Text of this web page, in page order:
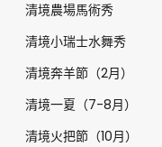
清境農場馬術秀
清境小瑞士水舞秀
清境奔羊節（2月）
清境一夏（7-8月）
清境火把節（10月）